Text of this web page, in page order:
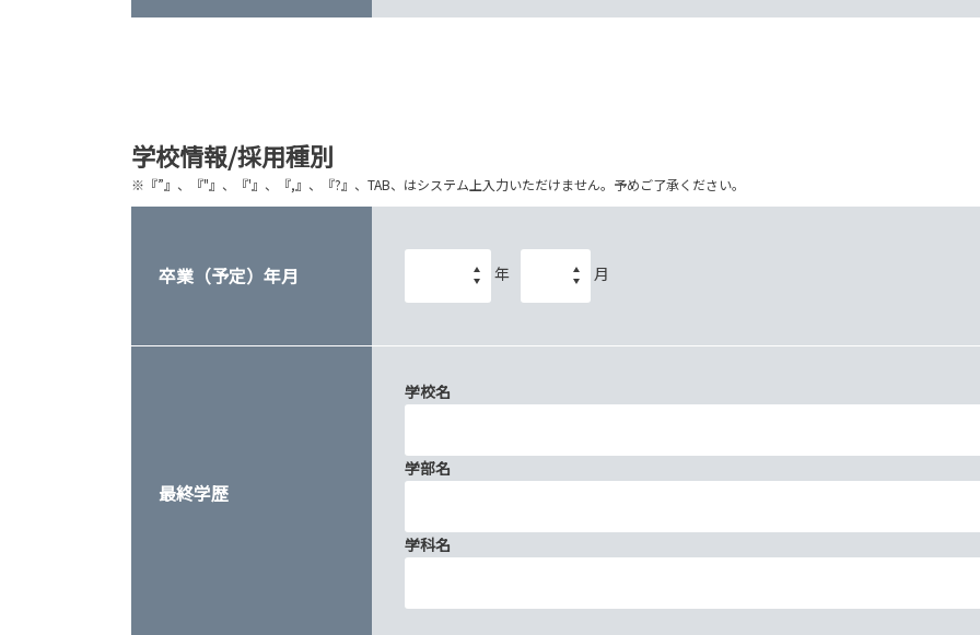
学校情報/採用種別
※『”』、『"』、『'』、『,』、『?』、TAB、はシステム上入力いただけません。予めご了承ください。
卒業（予定）年月 年 月
最終学歴
学校名
学部名
学科名